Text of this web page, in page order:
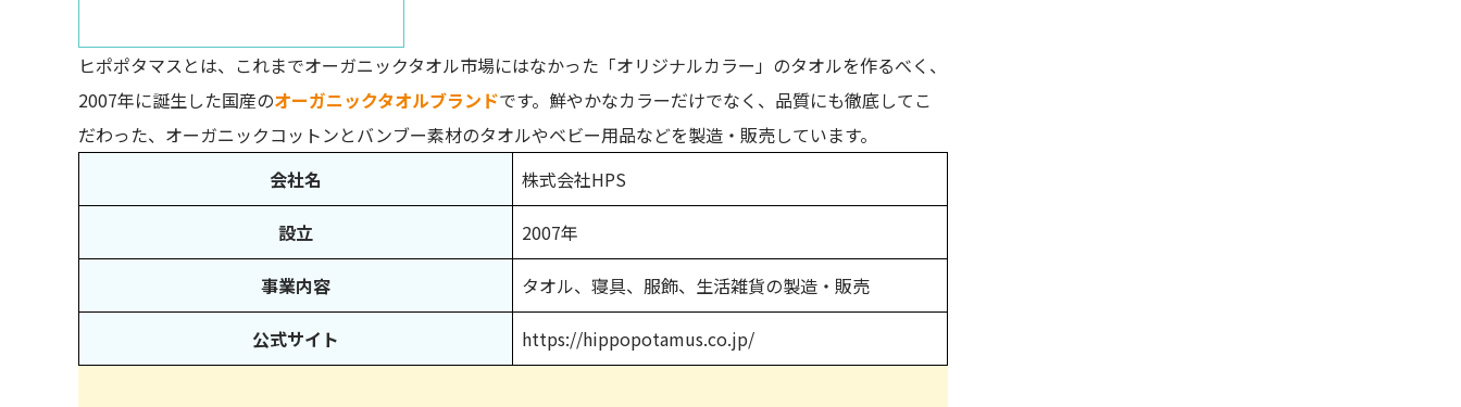
ヒポポタマスのタオルはこんな方におすすめ
出産祝いや内祝いなどのギフトを探している方
オーガニックコットンにこだわりたい方
スポーツジムなどでも使えるおしゃれなタオルが欲しい方
【迷ったらコレ】ヒポポタマスのおすすめギフト3選
出産祝いにおすすめのギフト
結婚祝いにおすすめのギフト
ちょっとした贈り物におすすめのギフト
ヒポポタマスとは、これまでオーガニックタオル市場にはなかった「オリジナルカラー」のタオルを作るべく、
2007年に誕生した国産のオーガニックタオルブランドです。鮮やかなカラーだけでなく、品質にも徹底してこ
だわった、オーガニックコットンとバンブー素材のタオルやベビー用品などを製造・販売しています。
会社名
株式会社HPS
設立 2007年
事業内容 タオル、寝具、服飾、生活雑貨の製造・販売
公式サイト https://hippopotamus.co.jp/